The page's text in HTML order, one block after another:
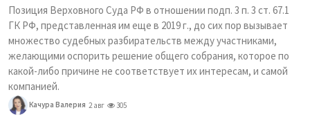
Позиция Верховного Суда РФ в отношении подп. 3 п. 3 ст. 67.1
ГК РФ, представленная им еще в 2019 г., до сих пор вызывает
множество судебных разбирательств между участниками,
желающими оспорить решение общего собрания, которое по
какой-либо причине не соответствует их интересам, и самой
компанией.
Качура Валерия 2 авг 305